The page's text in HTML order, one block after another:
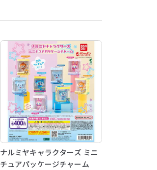
ナルミヤキャラクターズ ミニ
チュアパッケージチャーム